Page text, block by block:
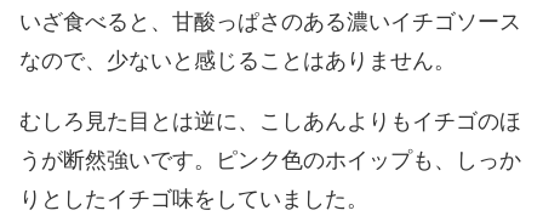
いざ食べると、甘酸っぱさのある濃いイチゴソース
なので、少ないと感じることはありません。
むしろ見た目とは逆に、こしあんよりもイチゴのほ
うが断然強いです。ピンク色のホイップも、しっか
りとしたイチゴ味をしていました。